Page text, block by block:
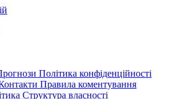
Політика конфіденційності
Правила коментування
Структура власності